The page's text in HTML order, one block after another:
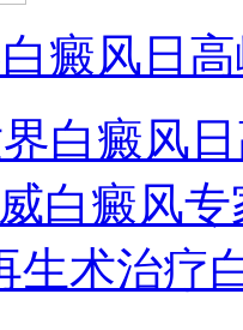
癜风日
白癜风
白癜风
生术治疗